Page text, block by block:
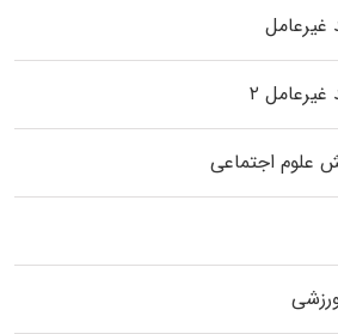
غیرعامل
۲
علوم اجتماعی